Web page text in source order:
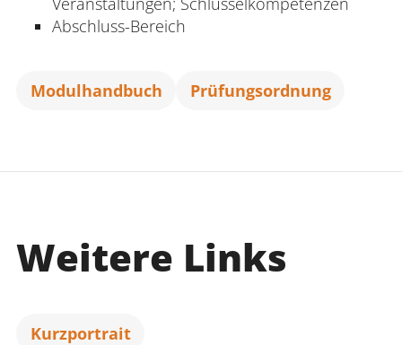
Abschluss-Bereich
Modulhandbuch Prüfungsordnung
Weitere Links
Kurzportrait